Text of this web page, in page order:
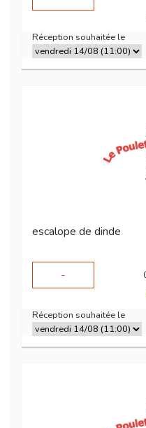
Réception souhaitée le
escalope de dinde
-
Réception souhaitée le